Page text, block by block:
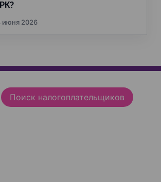
июня 2026
Поиск налогоплательщиков